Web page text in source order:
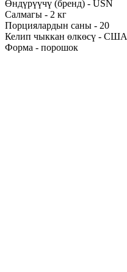
Өндүрүүчү (бренд) - USN
Салмагы - 2 кг
Порциялардын саны - 20
Келип чыккан өлкөсү - США
Форма - порошок